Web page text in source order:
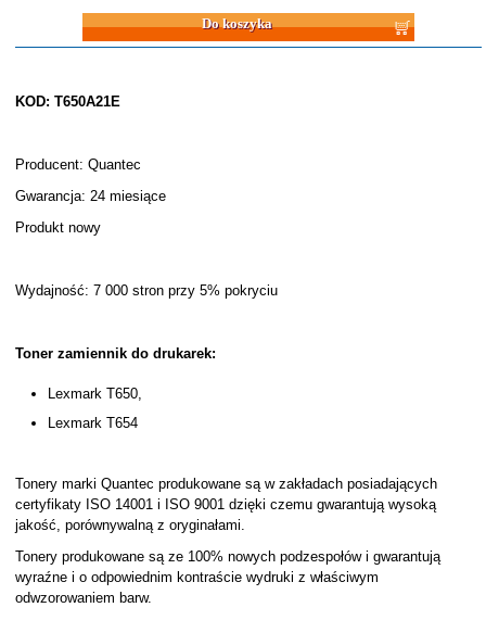
Do koszyka
KOD: T650A21E
Producent: Quantec
Gwarancja: 24 miesiące
Produkt nowy
Wydajność: 7 000 stron przy 5% pokryciu
Toner zamiennik do drukarek:
Lexmark T650,
Lexmark T654
Tonery marki Quantec produkowane są w zakładach posiadających
certyfikaty ISO 14001 i ISO 9001 dzięki czemu gwarantują wysoką
jakość, porównywalną z oryginałami.
Tonery produkowane są ze 100% nowych podzespołów i gwarantują
wyraźne i o odpowiednim kontraście wydruki z właściwym
odwzorowaniem barw.